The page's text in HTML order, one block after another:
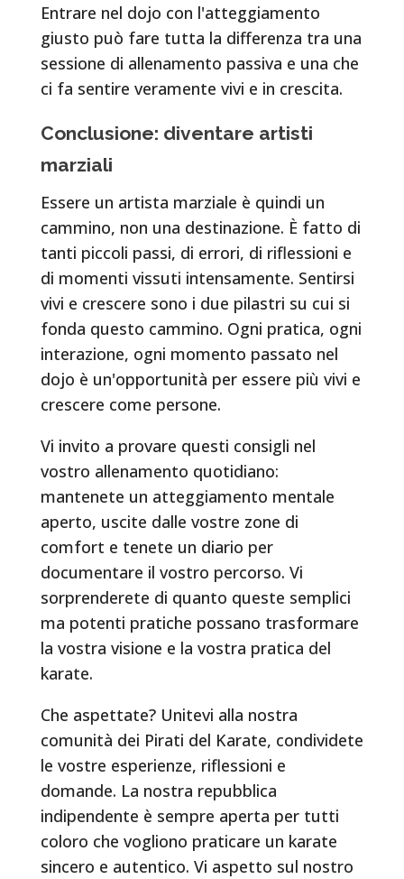
Entrare nel dojo con l'atteggiamento
giusto può fare tutta la differenza tra una
sessione di allenamento passiva e una che
ci fa sentire veramente vivi e in crescita.
Conclusione: diventare artisti
marziali
Essere un artista marziale è quindi un
cammino, non una destinazione. È fatto di
tanti piccoli passi, di errori, di riflessioni e
di momenti vissuti intensamente. Sentirsi
vivi e crescere sono i due pilastri su cui si
fonda questo cammino. Ogni pratica, ogni
interazione, ogni momento passato nel
dojo è un'opportunità per essere più vivi e
crescere come persone.
Vi invito a provare questi consigli nel
vostro allenamento quotidiano:
mantenete un atteggiamento mentale
aperto, uscite dalle vostre zone di
comfort e tenete un diario per
documentare il vostro percorso. Vi
sorprenderete di quanto queste semplici
ma potenti pratiche possano trasformare
la vostra visione e la vostra pratica del
karate.
Che aspettate? Unitevi alla nostra
comunità dei Pirati del Karate, condividete
le vostre esperienze, riflessioni e
domande. La nostra repubblica
indipendente è sempre aperta per tutti
coloro che vogliono praticare un karate
sincero e autentico. Vi aspetto sul nostro